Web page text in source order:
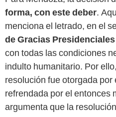
forma, con este deber.
menciona el letrado, en el
de Gracias Presidenciales
con todas las condiciones
indulto humanitario. Por
resolución fue otorgada
refrendada por el entonces
argumenta que la